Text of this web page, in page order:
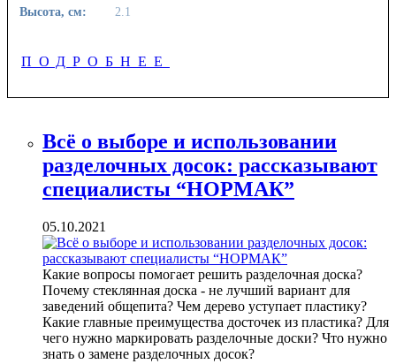
Высота, см:
2.1
ПОДРОБНЕЕ
Всё о выборе и использовании
разделочных досок: рассказывают
специалисты “НОРМАК”
05.10.2021
Какие вопросы помогает решить разделочная доска?
Почему стеклянная доска - не лучший вариант для
заведений общепита? Чем дерево уступает пластику?
Какие главные преимущества досточек из пластика? Для
чего нужно маркировать разделочные доски? Что нужно
знать о замене разделочных досок?